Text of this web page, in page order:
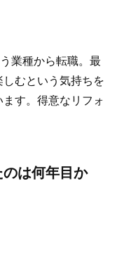
業種から転職。最
むという気持ちを
す。得意なリフォ
は何年目か